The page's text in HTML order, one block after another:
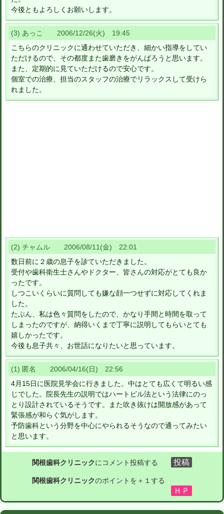
今後ともよろしくお願いします。
(3) あっこ 2006/12/26(火) 19:45
こちらのクリニックに通わせていただき、細かい指導をしてい
ただけるので、その都度また歯磨きをがんばろうと思います。
また、定期的に見ていただけるので安心です。
個室での治療、担当のスタッフの治療でリラックスして受けら
れました。
(2) チャムル 2006/08/11(金) 22:01
数日前に２歳の息子を診ていただきました。
受付や歯科衛生士さんやドクター、皆さんの対応がとても良か
ったです。
しつこいくらいに質問しても嫌な顔一つせずに対応してくれま
した。
たぶん、私は色々質問をしたので、かなり手間と時間を取って
しまったのですが、納得いくまで丁寧に説明してもらいとても
嬉しかったです。
今後も息子共々、お世話になりたいと思っています。
(1) 匿名 2006/04/16(日) 22:56
4月15日に医院見学会に行きました。中はとても広くて明るい感
じでした。院長先生の説明ではハートビル法という法律にのっ
とり設計されているそうです。また吹き抜けは開放感があって
緊張感が和らぐ気がします。
予防歯科という分野を中心にやられるそうなので通ってみたい
と思います。
関根歯科クリニックにコメント投稿する
関根歯科クリニックのポイントを＋１する